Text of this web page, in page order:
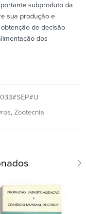
subproduto da
sua produção e
de decisão
dos
, Zootecnia